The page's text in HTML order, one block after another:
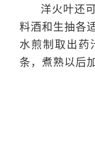
洋火叶还
料酒和生抽各
水煎制取出药
条，煮熟以后